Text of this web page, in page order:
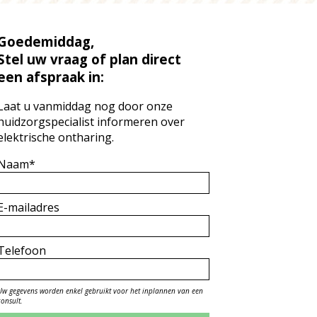
uw vraag of plan direct
afspraak in:
u vanmiddag nog door onze
informeren over
ontharing.
mailadres
gegevens worden enkel gebruikt voor het inplannen van een